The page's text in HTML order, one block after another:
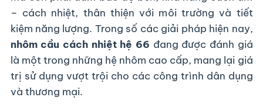
2. Nhôm Cầu Cách Nhiệt Hệ 66 Là Gì?
Nhôm cầu cách nhiệt hệ 66
là một trong những
hệ nhôm tiên tiến, được sản xuất với công nghệ
hiện đại nhằm đáp ứng các tiêu chuẩn khắt khe
về cách nhiệt và cách âm. Điểm đặc biệt của loại
– cách nhiệt, thân thiện với môi trường và tiết
kiệm năng lượng. Trong số các giải pháp hiện nay,
nhôm cầu cách nhiệt hệ 66 đang được đánh giá
là một trong những hệ nhôm cao cấp, mang lại giá
trị sử dụng vượt trội cho các công trình dân dụng
và thương mại.